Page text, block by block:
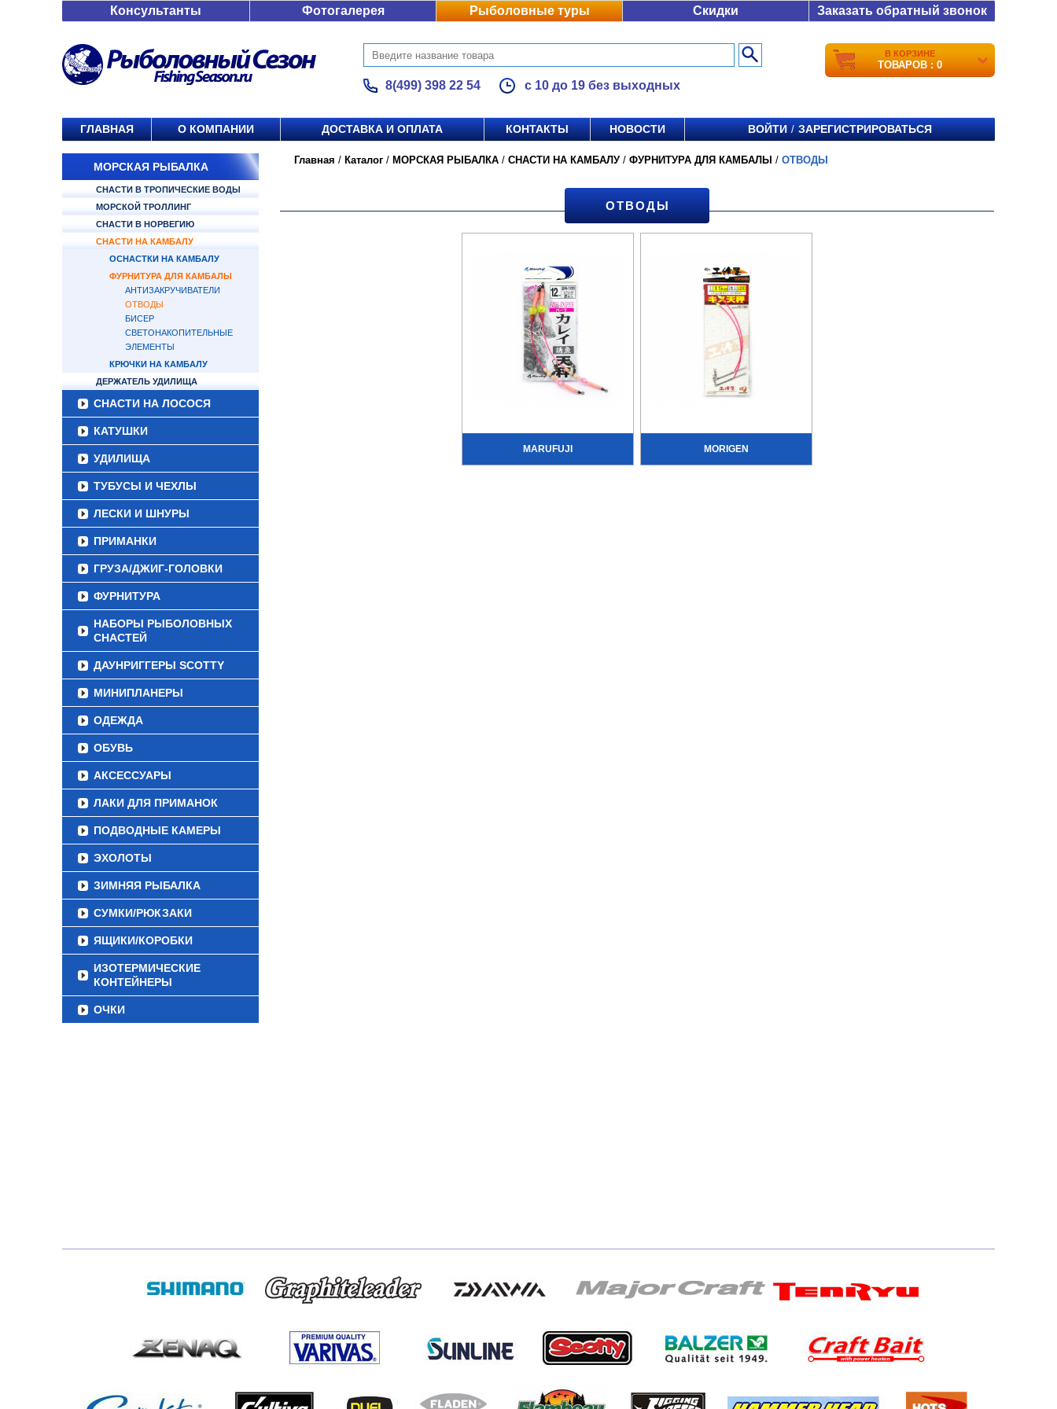
Консультанты Фотогалерея Рыболовные туры Скидки Заказать обратный звонок
8(499) 398 22 54 с 10 до 19 без выходных
В КОРЗИНЕ
ТОВАРОВ : 0
ГЛАВНАЯ О КОМПАНИИ ДОСТАВКА И ОПЛАТА КОНТАКТЫ НОВОСТИ ВОЙТИ / ЗАРЕГИСТРИРОВАТЬСЯ
МОРСКАЯ РЫБАЛКА
СНАСТИ В ТРОПИЧЕСКИЕ ВОДЫ
МОРСКОЙ ТРОЛЛИНГ
СНАСТИ В НОРВЕГИЮ
СНАСТИ НА КАМБАЛУ
ОСНАСТКИ НА КАМБАЛУ
ФУРНИТУРА ДЛЯ КАМБАЛЫ
АНТИЗАКРУЧИВАТЕЛИ
ОТВОДЫ
БИСЕР
СВЕТОНАКОПИТЕЛЬНЫЕ
ЭЛЕМЕНТЫ
КРЮЧКИ НА КАМБАЛУ
ДЕРЖАТЕЛЬ УДИЛИЩА
СНАСТИ НА ЛОСОСЯ
КАТУШКИ
УДИЛИЩА
ТУБУСЫ И ЧЕХЛЫ
ЛЕСКИ И ШНУРЫ
ПРИМАНКИ
ГРУЗА/ДЖИГ-ГОЛОВКИ
ФУРНИТУРА
НАБОРЫ РЫБОЛОВНЫХ
СНАСТЕЙ
ДАУНРИГГЕРЫ SCOTTY
МИНИПЛАНЕРЫ
ОДЕЖДА
ОБУВЬ
АКСЕССУАРЫ
ЛАКИ ДЛЯ ПРИМАНОК
ПОДВОДНЫЕ КАМЕРЫ
ЭХОЛОТЫ
ЗИМНЯЯ РЫБАЛКА
СУМКИ/РЮКЗАКИ
ЯЩИКИ/КОРОБКИ
ИЗОТЕРМИЧЕСКИЕ
КОНТЕЙНЕРЫ
ОЧКИ
Главная / Каталог / МОРСКАЯ РЫБАЛКА / СНАСТИ НА КАМБАЛУ / ФУРНИТУРА ДЛЯ КАМБАЛЫ / ОТВОДЫ
ОТВОДЫ
MARUFUJI MORIGEN